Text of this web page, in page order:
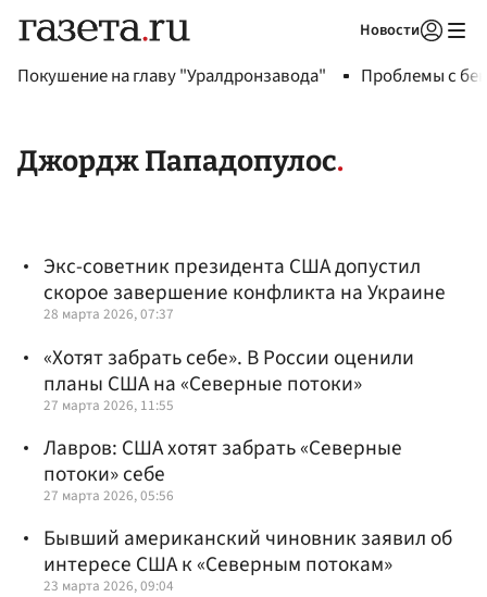
Новости
Покушение на главу "Уралдронзавода" Проблемы с
Джордж Пападопулос
Экс-советник президента США допустил
скорое завершение конфликта на Украине
28 марта 2026, 07:37
«Хотят забрать себе». В России оценили
планы США на «Северные потоки»
27 марта 2026, 11:55
Лавров: США хотят забрать «Северные
потоки» себе
27 марта 2026, 05:56
Бывший американский чиновник заявил об
интересе США к «Северным потокам»
23 марта 2026, 09:04